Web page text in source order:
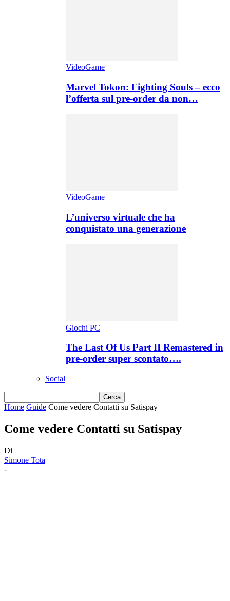
VideoGame
Marvel Tokon: Fighting Souls – ecco
l’offerta sul pre-order da non…
VideoGame
L’universo virtuale che ha
conquistato una generazione
Giochi PC
The Last Of Us Part II Remastered in
pre-order super scontato….
Social
Home Guide Come vedere Contatti su Satispay
Come vedere Contatti su Satispay
Di
Simone Tota
-